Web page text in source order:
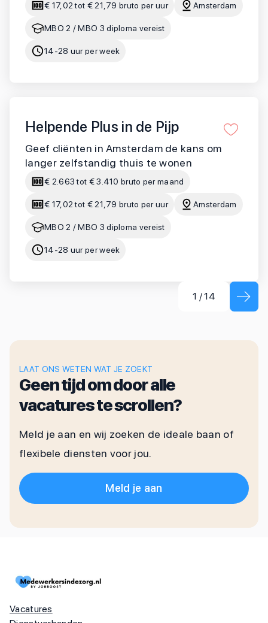
€ 17,02 tot € 21,79 bruto per uur Amsterdam
MBO 2 / MBO 3 diploma vereist
14-28 uur per week
Helpende Plus in de Pijp
Geef cliënten in Amsterdam de kans om
langer zelfstandig thuis te wonen
€ 2.663 tot € 3.410 bruto per maand
€ 17,02 tot € 21,79 bruto per uur Amsterdam
MBO 2 / MBO 3 diploma vereist
14-28 uur per week
1 /14
LAAT ONS WETEN WAT JE ZOEKT
Geen tijd om door alle
vacatures te scrollen?
Meld je aan en wij zoeken de ideale baan of
flexibele diensten voor jou.
Meld je aan
Vacatures